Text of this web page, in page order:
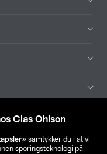
Clas Ohlson
samtykker du i at vi
sporingsteknologi på